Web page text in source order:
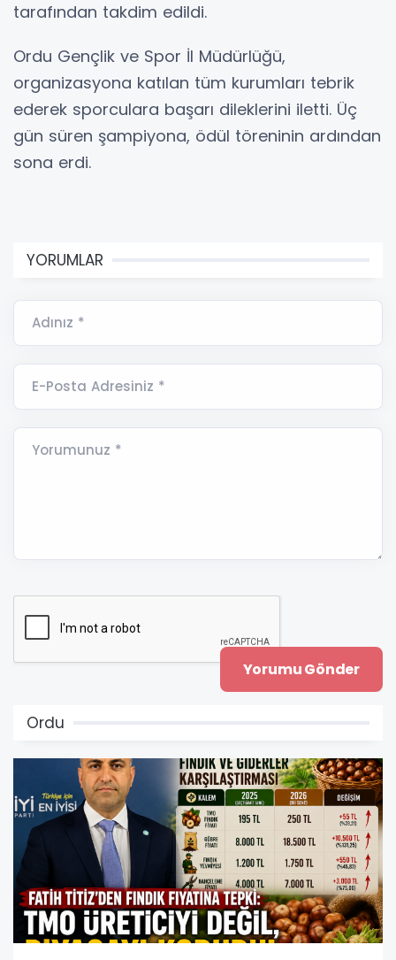
tarafından takdim edildi.
Ordu Gençlik ve Spor İl Müdürlüğü,
organizasyona katılan tüm kurumları tebrik
ederek sporculara başarı dileklerini iletti. Üç
gün süren şampiyona, ödül töreninin ardından
sona erdi.
YORUMLAR
Adınız *
E-Posta Adresiniz *
Yorumunuz *
Ordu